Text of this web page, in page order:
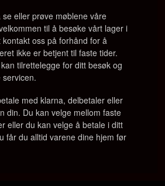
se eller prøve møblene våre
til å besøke vårt lager i
kontakt oss på forhånd for å
ikke er betjent til faste tider.
tilrettelegge for ditt besøk og
med klarna, delbetaler eller
din. Du kan velge mellom faste
eller du kan velge å betale i ditt
får du alltid varene dine hjem før